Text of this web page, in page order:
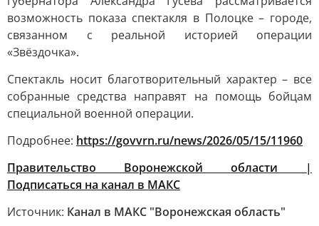
возможность показа спектакля в Полоцке – городе,
связанном с реальной историей операции
«Звёздочка».
Спектакль носит благотворительный характер – все
собранные средства направят на помощь бойцам
специальной военной операции.
Подробнее: https://govvrn.ru/news/2026/05/15/11960
Правительство Воронежской области |
Подписаться на канал в МАКС
Источник: Канал в МАКС "Воронежская область"